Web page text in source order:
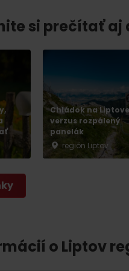
a potrebuješ zviesť?
Bus
si prečítať
Chládok na Liptove
verzus rozpálený
panelák
región Liptov
o Liptov